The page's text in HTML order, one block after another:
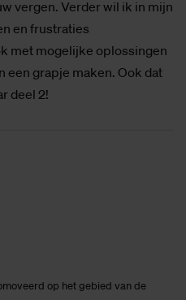
vergen. Verder wil ik in mijn
en frustraties
met mogelijke oplossingen
een grapje maken. Ook dat
deel 2!
op het gebied van de